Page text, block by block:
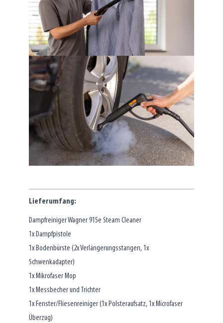
Lieferumfang:
Dampfreiniger Wagner 915e Steam Cleaner
1x Dampfpistole
1x Bodenbürste (2x Verlängerungsstangen, 1x
Schwenkadapter)
1x Mikrofaser Mop
1x Messbecher und Trichter
1x Fenster/Fliesenreiniger (1x Polsteraufsatz, 1x Microfaser
Überzug)